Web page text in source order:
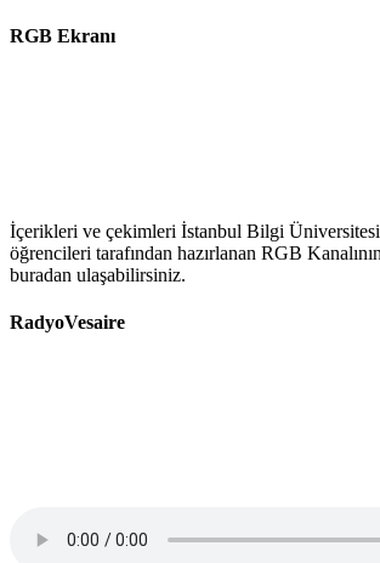
RGB Ekranı
İçerikleri ve çekimleri İstanbul Bilgi
öğrencileri tarafından hazırlanan RGB
buradan ulaşabilirsiniz.
RadyoVesaire